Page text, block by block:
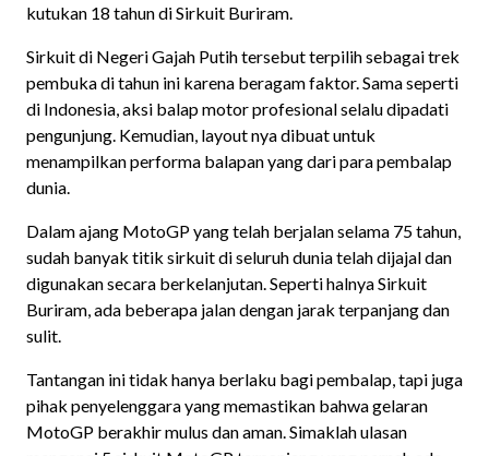
kutukan 18 tahun di Sirkuit Buriram.
Sirkuit di Negeri Gajah Putih tersebut terpilih sebagai trek
pembuka di tahun ini karena beragam faktor. Sama seperti
di Indonesia, aksi balap motor profesional selalu dipadati
pengunjung. Kemudian, layout nya dibuat untuk
menampilkan performa balapan yang dari para pembalap
dunia.
Dalam ajang MotoGP yang telah berjalan selama 75 tahun,
sudah banyak titik sirkuit di seluruh dunia telah dijajal dan
digunakan secara berkelanjutan. Seperti halnya Sirkuit
Buriram, ada beberapa jalan dengan jarak terpanjang dan
sulit.
Tantangan ini tidak hanya berlaku bagi pembalap, tapi juga
pihak penyelenggara yang memastikan bahwa gelaran
MotoGP berakhir mulus dan aman. Simaklah ulasan